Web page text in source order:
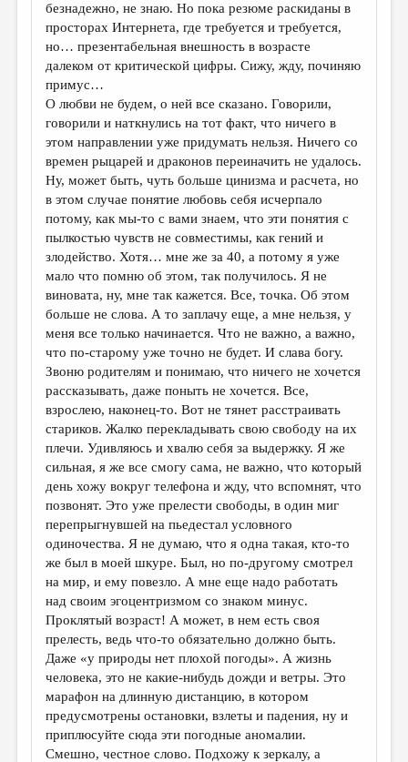
ТРЕДИАКОВСКИЙ
МЕДИА
ВКОНТАКТЕ
безнадежно, не знаю. Но пока резюме раскиданы в
просторах Интернета, где требуется и требуется,
но… презентабельная внешность в возрасте
далеком от критической цифры. Сижу, жду, починяю
примус…
О любви не будем, о ней все сказано. Говорили,
говорили и наткнулись на тот факт, что ничего в
этом направлении уже придумать нельзя. Ничего со
времен рыцарей и драконов переиначить не удалось.
Ну, может быть, чуть больше цинизма и расчета, но
в этом случае понятие любовь себя исчерпало
потому, как мы-то с вами знаем, что эти понятия с
пылкостью чувств не совместимы, как гений и
злодейство. Хотя… мне же за 40, а потому я уже
мало что помню об этом, так получилось. Я не
виновата, ну, мне так кажется. Все, точка. Об этом
больше не слова. А то заплачу еще, а мне нельзя, у
меня все только начинается. Что не важно, а важно,
что по-старому уже точно не будет. И слава богу.
Звоню родителям и понимаю, что ничего не хочется
рассказывать, даже поныть не хочется. Все,
взрослею, наконец-то. Вот не тянет расстраивать
стариков. Жалко перекладывать свою свободу на их
плечи. Удивляюсь и хвалю себя за выдержку. Я же
сильная, я же все смогу сама, не важно, что который
день хожу вокруг телефона и жду, что вспомнят, что
позвонят. Это уже прелести свободы, в один миг
перепрыгнувшей на пьедестал условного
одиночества. Я не думаю, что я одна такая, кто-то
же был в моей шкуре. Был, но по-другому смотрел
на мир, и ему повезло. А мне еще надо работать
над своим эгоцентризмом со знаком минус.
Проклятый возраст! А может, в нем есть своя
прелесть, ведь что-то обязательно должно быть.
Даже «у природы нет плохой погоды». А жизнь
человека, это не какие-нибудь дожди и ветры. Это
марафон на длинную дистанцию, в котором
предусмотрены остановки, взлеты и падения, ну и
приплюсуйте сюда эти погодные аномалии.
Смешно, честное слово. Подхожу к зеркалу, а